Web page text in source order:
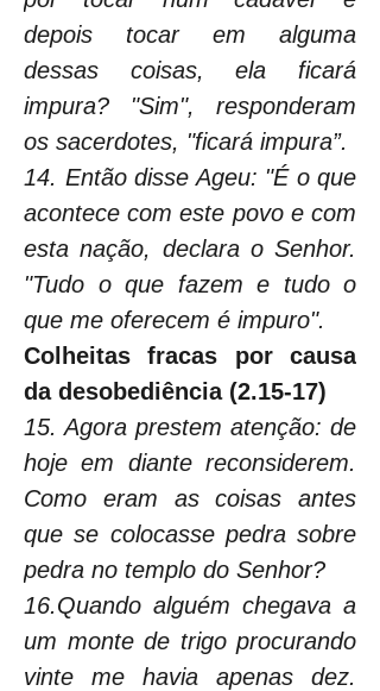
depois tocar em alguma
dessas coisas, ela ficará
impura? "Sim", responderam
os sacerdotes, "ficará impura”.
14. Então disse Ageu: "É o que
acontece com este povo e com
esta nação, declara o Senhor.
"Tudo o que fazem e tudo o
que me oferecem é impuro".
Colheitas fracas por causa
da desobediência (2.15-17)
15. Agora prestem atenção: de
hoje em diante reconsiderem.
Como eram as coisas antes
que se colocasse pedra sobre
pedra no templo do Senhor?
16.Quando alguém chegava a
um monte de trigo procurando
vinte me havia apenas dez.